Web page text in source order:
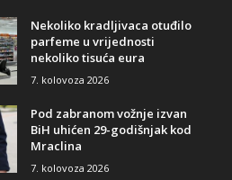
Nekoliko kradljivaca otuđilo
parfeme u vrijednosti
nekoliko tisuća eura
7. kolovoza 2026
Pod zabranom vožnje izvan
BiH uhićen 29-godišnjak kod
Mraclina
7. kolovoza 2026